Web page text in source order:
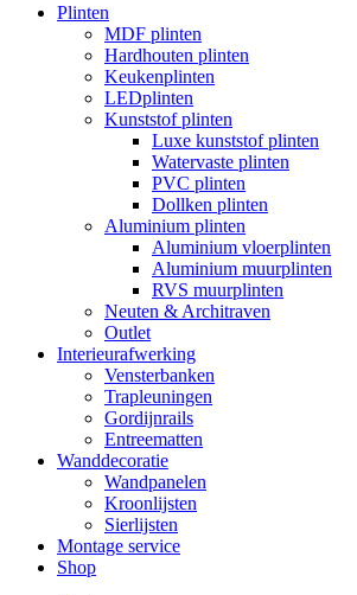
Plinten
MDF plinten
Hardhouten plinten
Keukenplinten
LEDplinten
Kunststof plinten
Luxe kunststof plinten
Watervaste plinten
PVC plinten
Dollken plinten
Aluminium plinten
Aluminium vloerplinten
Aluminium muurplinten
RVS muurplinten
Neuten & Architraven
Outlet
Interieurafwerking
Vensterbanken
Trapleuningen
Gordijnrails
Entreematten
Wanddecoratie
Wandpanelen
Kroonlijsten
Sierlijsten
Montage service
Shop